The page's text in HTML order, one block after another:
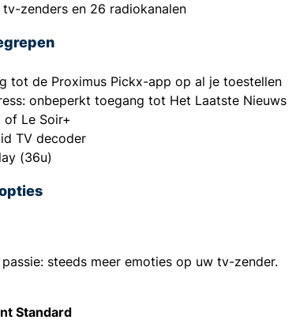
zenders en 26 radiokanalen
tot de Proximus Pickx-app op al je toestellen
onbeperkt toegang tot Het Laatste Nieuws
of Le Soir+
TV decoder
(36u)
steeds meer emoties op uw tv-zender.
Standard